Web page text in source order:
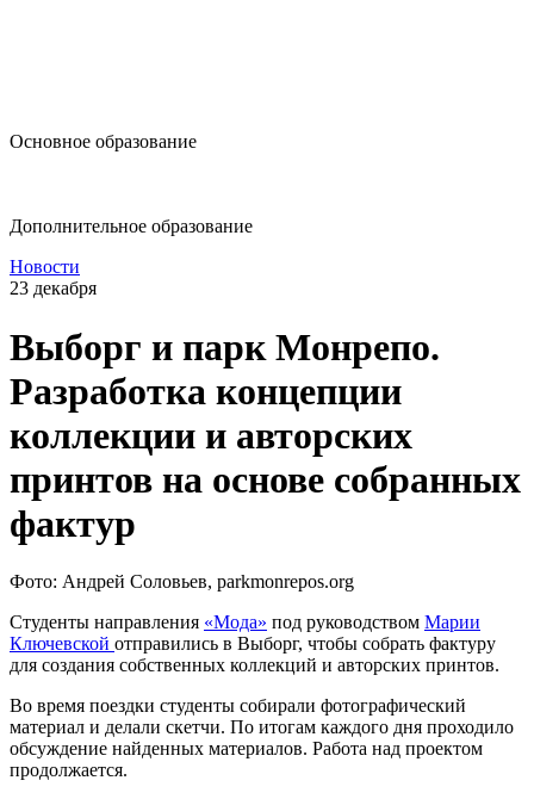
Основное образование
Дополнительное образование
Новости
23 декабря
Выборг и парк Монрепо.
Разработка концепции
коллекции и авторских
принтов на основе собранных
фактур
Фото: Андрей Соловьев, parkmonrepos.org
Студенты направления «Мода» под руководством Марии
Ключевской отправились в Выборг, чтобы собрать фактуру
для создания собственных коллекций и авторских принтов.
Во время поездки студенты собирали фотографический
материал и делали скетчи. По итогам каждого дня проходило
обсуждение найденных материалов. Работа над проектом
продолжается.